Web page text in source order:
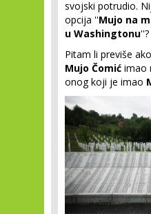
svojski potrudio.
opcija ''Mujo na
u Washingtonu''?
Pitam li previše
Mujo Čomić imao
onog koji je imao